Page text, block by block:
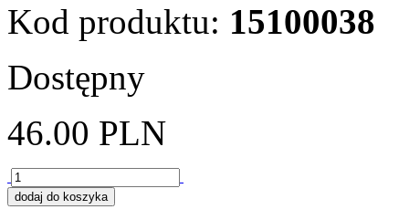
Kod produktu: 15100038
Dostępny
46.00 PLN